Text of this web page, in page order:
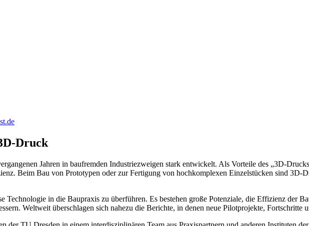
Druck
Jahren in baufremden Industriezweigen stark entwickelt. Als Vorteile des „3D-
Beim Bau von Prototypen oder zur Fertigung von hochkomplexen Einzelstücken sind 3D-
in die Baupraxis zu überführen. Es bestehen große Potenziale, die Effizienz der
Weltweit überschlagen sich nahezu die Berichte, in denen neue Pilotprojekte, Fortschritte